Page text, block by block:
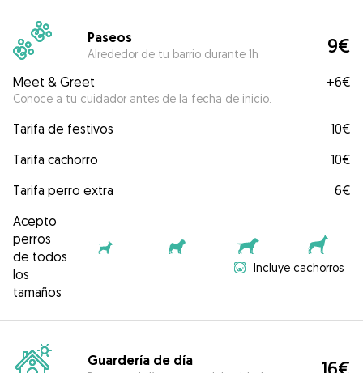
Paseos
Alrededor de tu barrio durante 1h 9€
Meet & Greet
Conoce a tu cuidador antes de la fecha de inicio.
+6€
Tarifa de festivos
10€
Tarifa cachorro
10€
Tarifa perro extra
6€
Acepto
perros
de todos
los
tamaños
Incluye cachorros
Guardería de día